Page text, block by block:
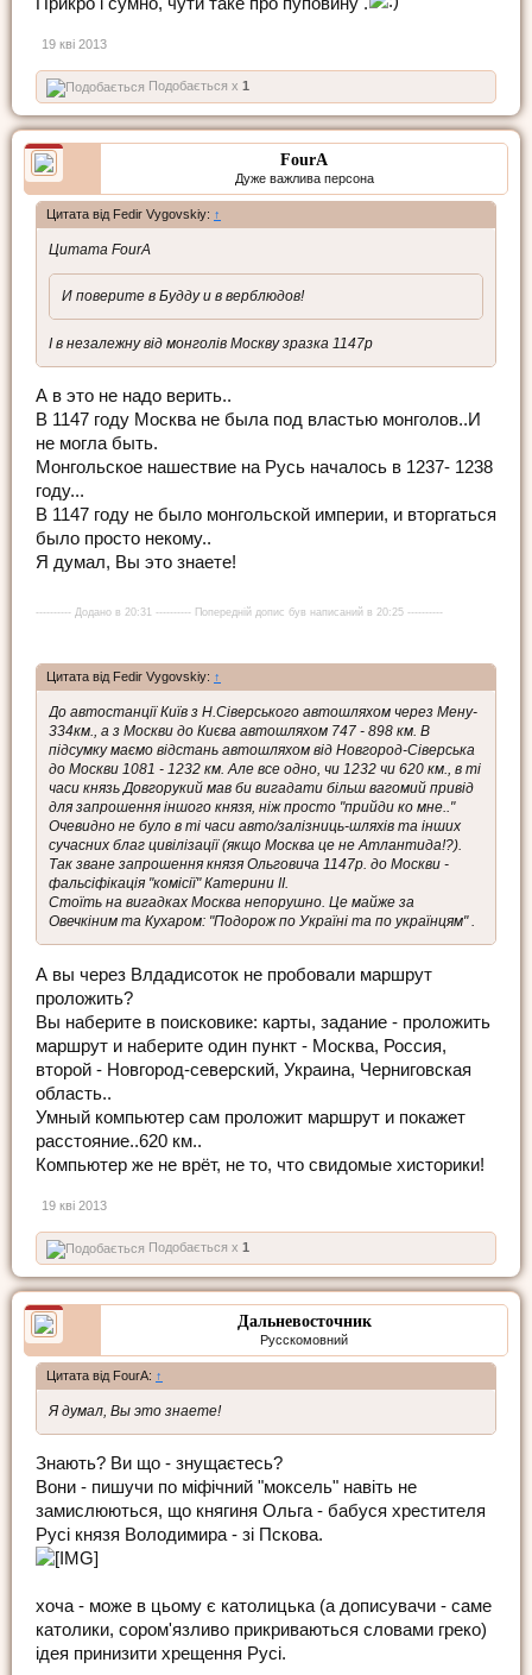
19 кві 2013
Подобається x 1
FourA
Дуже важлива персона
Цитата від Fedir Vygovskiy: ↑
Цитата FourA
И поверите в Будду и в верблюдов!
І в незалежну від монголів Москву зразка 1147р
А в это не надо верить..
В 1147 году Москва не была под властью монголов..И
не могла быть.
Монгольское нашествие на Русь началось в 1237- 1238
году...
В 1147 году не было монгольской империи, и вторгаться
было просто некому..
Я думал, Вы это знаете!
---------- Додано в 20:31 ---------- Попередній допис був написаний в 20:25 ----------
Цитата від Fedir Vygovskiy: ↑
До автостанції Київ з Н.Сіверського автошляхом через Мену-
334км., а з Москви до Києва автошляхом 747 - 898 км. В
підсумку маємо відстань автошляхом від Новгород-Сіверська
до Москви 1081 - 1232 км. Але все одно, чи 1232 чи 620 км., в ті
часи князь Довгорукий мав би вигадати більш вагомий привід
для запрошення іншого князя, ніж просто "прийди ко мне.."
Очевидно не було в ті часи авто/залізниць-шляхів та інших
сучасних благ цивілізації (якщо Москва це не Атлантида!?).
Так зване запрошення князя Ольговича 1147р. до Москви -
фальсіфікація "комісії" Катерини ІІ.
Стоїть на вигадках Москва непорушно. Це майже за
Овечкіним та Кухаром: "Подорож по Україні та по українцям" .
А вы через Влдадисоток не пробовали маршрут
проложить?
Вы наберите в поисковике: карты, задание - проложить
маршрут и наберите один пункт - Москва, Россия,
второй - Новгород-северский, Украина, Черниговская
область..
Умный компьютер сам проложит маршрут и покажет
расстояние..620 км..
Компьютер же не врёт, не то, что свидомые хисторики!
19 кві 2013
Подобається x 1
Дальневосточник
Русскомовний
Цитата від FourA: ↑
Я думал, Вы это знаете!
Знають? Ви що - знущаєтесь?
Вони - пишучи по міфічний "моксель" навіть не
замислюються, що княгиня Ольга - бабуся хрестителя
Русі князя Володимира - зі Пскова.
хоча - може в цьому є католицька (а дописувачи - саме
католики, сором'язливо прикриваються словами греко)
ідея принизити хрещення Русі.